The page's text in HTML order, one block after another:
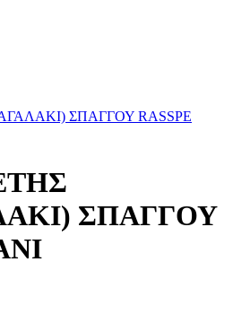
ΣΠΑΓΓΟΥ RASSPE
ΣΠΑΓΓΟΥ